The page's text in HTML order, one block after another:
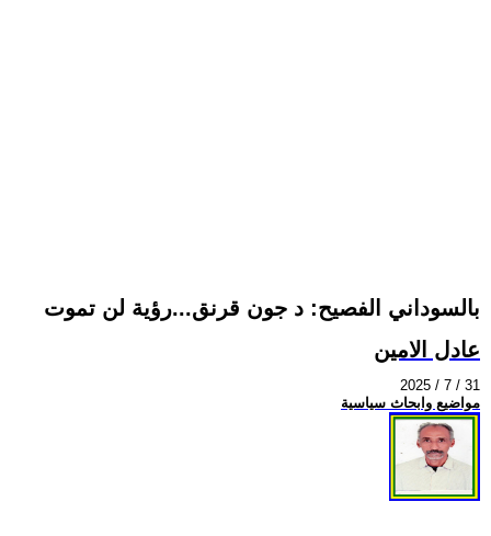
بالسوداني الفصيح: د جون قرنق...رؤية لن تموت
عادل الامين
2025 / 7 / 31
مواضيع وابحاث سياسية